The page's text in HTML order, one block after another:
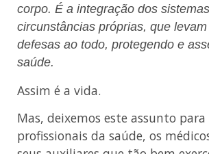
corpo. É a integração dos
circunstâncias próprias, que
defesas ao todo, protegendo e
saúde.
Assim é a vida.
Mas, deixemos este assunto para
profissionais da saúde, os